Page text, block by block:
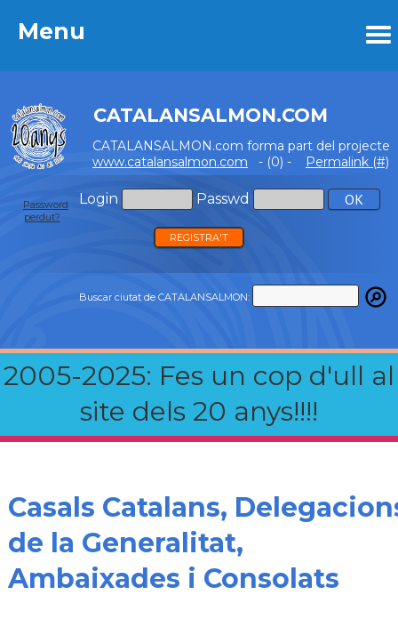
Menu
CATALANSALMON.COM
CATALANSALMON.com forma part del projecte
www.catalansalmon.com - (0) - Permalink (#)
Login Passwd
Password
perdut?
REGISTRA'T
Buscar ciutat de CATALANSALMON:
2005-2025: Fes un cop d'ull al
site dels 20 anys!!!!
Menu
Casals Catalans,
de la Generalitat,
Ambaixades i Consolats